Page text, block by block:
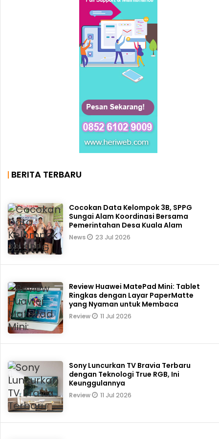
BERITA TERBARU
Cocokan Data Kelompok 3B, SPPG
Sungai Alam Koordinasi Bersama
Pemerintahan Desa Kuala Alam
News 23 Jul 2026
Review Huawei MatePad Mini: Tablet
Ringkas dengan Layar PaperMatte
yang Nyaman untuk Membaca
Review 11 Jul 2026
Sony Luncurkan TV Bravia Terbaru
dengan Teknologi True RGB, Ini
Keunggulannya
Review 11 Jul 2026